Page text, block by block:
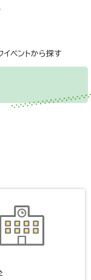
イベントから探す